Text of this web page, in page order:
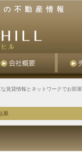
不動産情報
賃貸情報とネットワークでお部
果